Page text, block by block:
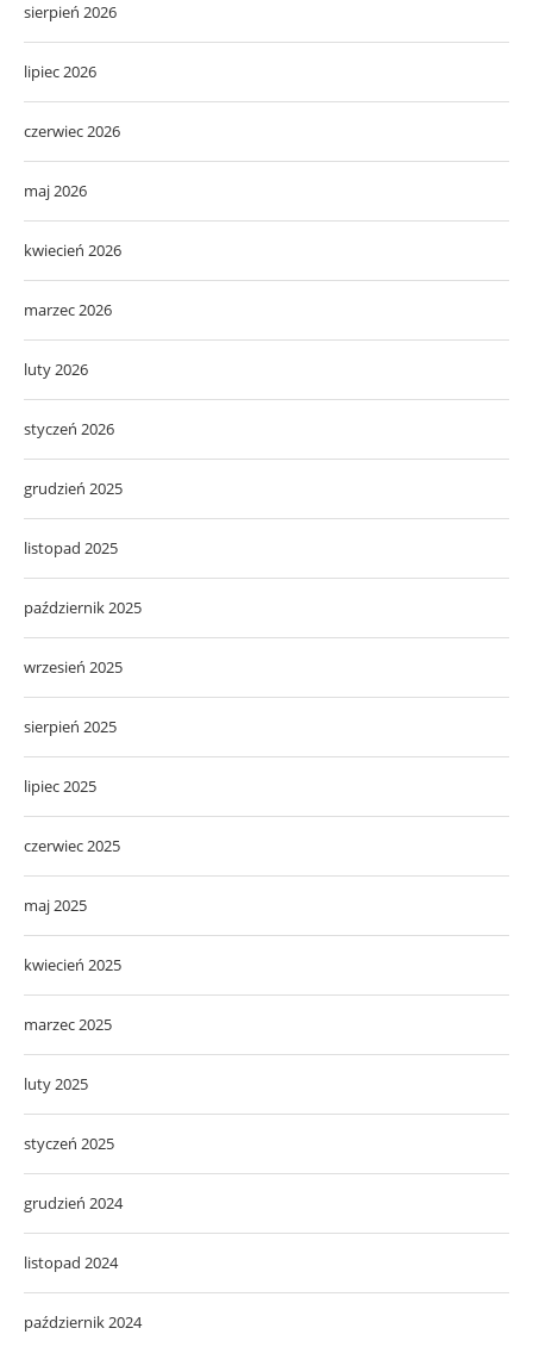
sierpień 2026
lipiec 2026
czerwiec 2026
maj 2026
kwiecień 2026
marzec 2026
luty 2026
styczeń 2026
grudzień 2025
listopad 2025
październik 2025
wrzesień 2025
sierpień 2025
lipiec 2025
czerwiec 2025
maj 2025
kwiecień 2025
marzec 2025
luty 2025
styczeń 2025
grudzień 2024
listopad 2024
październik 2024